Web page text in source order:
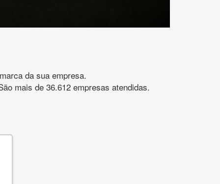
da sua empresa.
mais de 36.612 empresas atendidas.